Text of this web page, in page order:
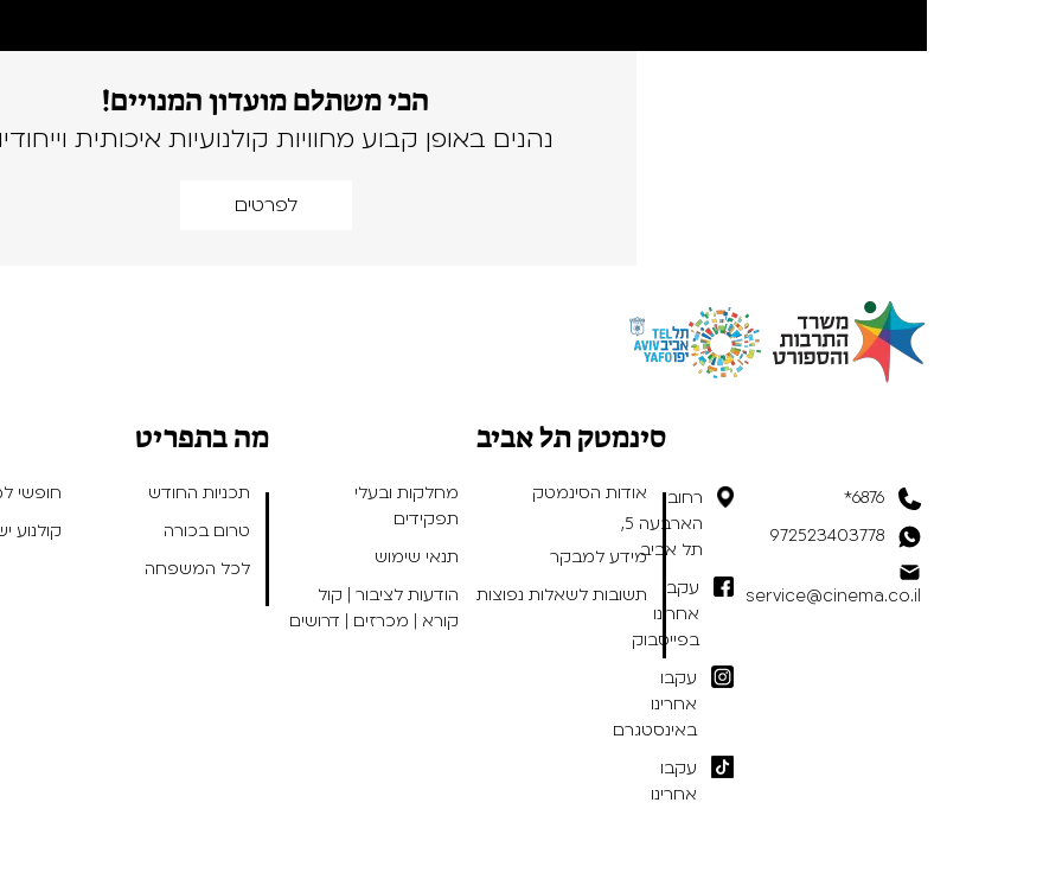
הכי משתלם מועדון המנויים!
נהנים באופן קבוע מחוויות קולנועיות איכותית
לפרטים
6876*
972523403778
service@cinema.co.il
רחוב
הארבעה 5,
תל אביב
עקבו
אחרינו
בפייסבוק
עקבו
אחרינו
באינסטגרם
עקבו
אחרינו
סינמטק תל אביב
אודות הסינמטק
מחלקות ובעלי
תפקידים
מידע למבקר
תנאי שימוש
תשובות לשאלות נפוצות
הודעות לציבור | קול
קורא | מכרזים | דרושים
מה בתפריט
תכניות החודש
חופשי
טרום בכורה
קולנוע
לכל המשפחה